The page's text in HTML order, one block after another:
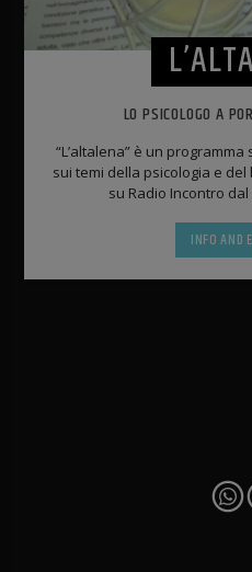
LO PSICOLOGO A
“L’altalena” è un
sui temi della psicologia e
su Radio Incontro
INFO AND